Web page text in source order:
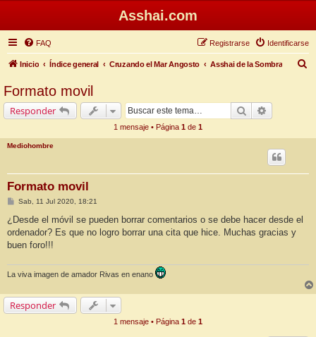
Asshai.com
FAQ Identificarse
Registrarse
Inicio Índice general Cruzando el Mar Angosto Asshai de la Sombra
Formato movil
Responder Buscar
1 mensaje • Página 1 de 1
Mediohombre
Formato movil
M
n
a
j
Sab, 11 Jul 2020, 18:21
¿Desde el móvil se pueden borrar comentarios o se debe hacer desde el
ordenador? Es que no logro borrar una cita que hice. Muchas gracias y
buen foro!!!
La viva imagen de amador Rivas en enano
Responder
1 mensaje • Página 1 de 1